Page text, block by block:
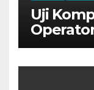
Uji
Digital